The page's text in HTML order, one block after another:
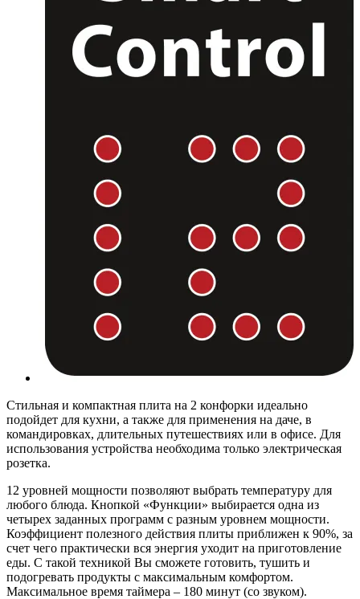
Стильная и компактная плита на 2 конфорки идеально
подойдет для кухни, а также для применения на даче, в
командировках, длительных путешествиях или в офисе. Для
использования устройства необходима только электрическая
розетка.
12 уровней мощности позволяют выбрать температуру для
любого блюда. Кнопкой «Функции» выбирается одна из
четырех заданных программ с разным уровнем мощности.
Коэффициент полезного действия плиты приближен к 90%, за
счет чего практически вся энергия уходит на приготовление
еды. С такой техникой Вы сможете готовить, тушить и
подогревать продукты с максимальным комфортом.
Максимальное время таймера – 180 минут (со звуком).